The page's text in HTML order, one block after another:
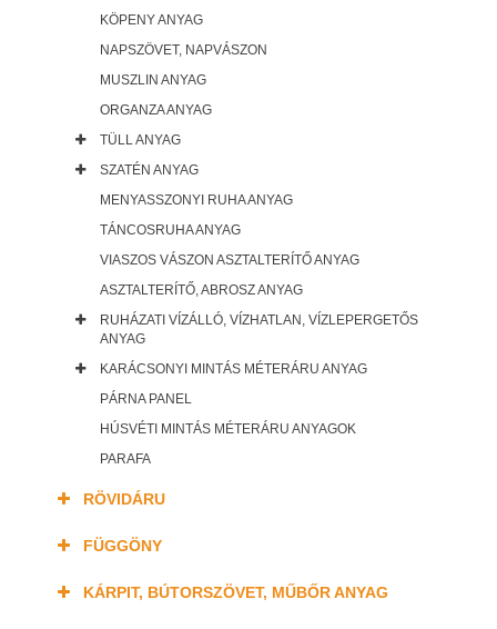
KÖPENY ANYAG
NAPSZÖVET, NAPVÁSZON
MUSZLIN ANYAG
ORGANZA ANYAG
TÜLL ANYAG
SZATÉN ANYAG
MENYASSZONYI RUHA ANYAG
TÁNCOSRUHA ANYAG
VIASZOS VÁSZON ASZTALTERÍTŐ ANYAG
ASZTALTERÍTŐ, ABROSZ ANYAG
RUHÁZATI VÍZÁLLÓ, VÍZHATLAN, VÍZLEPERGETŐS
ANYAG
KARÁCSONYI MINTÁS MÉTERÁRU ANYAG
PÁRNA PANEL
HÚSVÉTI MINTÁS MÉTERÁRU ANYAGOK
PARAFA
RÖVIDÁRU
FÜGGÖNY
KÁRPIT, BÚTORSZÖVET, MŰBŐR ANYAG